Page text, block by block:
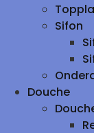
Sifon
Douche